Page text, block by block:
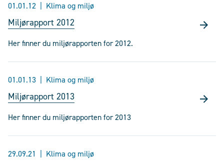
01.01.12 Klima og miljø
Miljørapport 2012
Her finner du miljørapporten for 2012.
01.01.13 Klima og miljø
Miljørapport 2013
Her finner du miljørapporten for 2013
29.09.21 Klima og miljø